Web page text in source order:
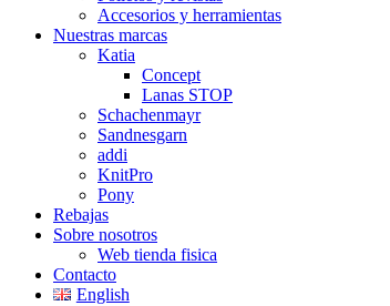
Accesorios y herramientas
Nuestras marcas
Katia
Concept
Lanas STOP
Schachenmayr
Sandnesgarn
addi
KnitPro
Pony
Rebajas
Sobre nosotros
Web tienda fisica
Contacto
English